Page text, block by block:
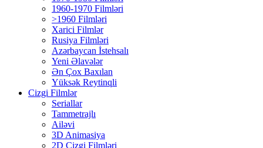
1960-1970 Filmləri
>1960 Filmləri
Xarici Filmlər
Rusiya Filmləri
Azərbaycan İstehsalı
Yeni Əlavələr
Ən Çox Baxılan
Yüksək Reytinqli
Cizgi Filmlər
Seriallar
Tammetrajlı
Ailəvi
3D Animasiya
2D Cizgi Filmləri